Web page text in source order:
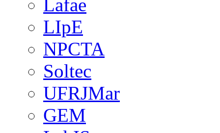
Lafae
LIpE
NPCTA
Soltec
UFRJMar
GEM